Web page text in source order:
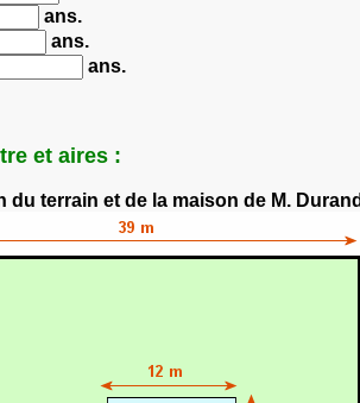
ans.
ans.
ans.
et aires :
du terrain et de la maison de M.